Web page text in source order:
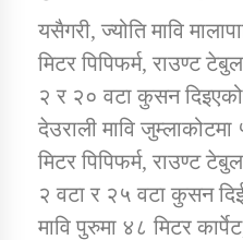
तातोपानी
यसैगरी, ज्योति मावि
मिटर पिपिफर्म, राउण्ट
२ र २० वटा कुसन
देउराली मावि
मिटर पिपिफर्म, राउण्ट
२ वटा र २५ वटा कुसन
मावि पुरुमा ४८ मिटर